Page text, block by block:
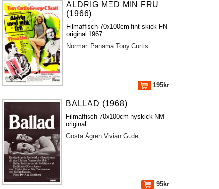
ALDRIG MED MIN FRU
(1966)
Filmaffisch 70x100cm fint skick FN
original 1967
Norman Panama Tony Curtis
195kr
BALLAD (1968)
Filmaffisch 70x100cm nyskick NM
original
Gösta Ågren Vivian Gude
95kr